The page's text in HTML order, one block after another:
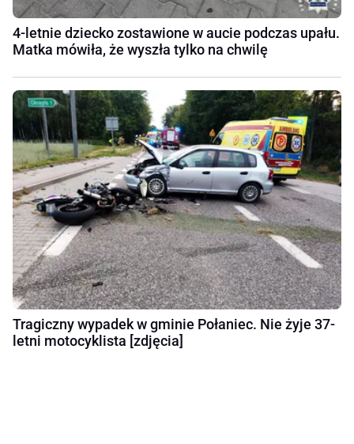
4-letnie dziecko zostawione w aucie podczas upału.
Matka mówiła, że wyszła tylko na chwilę
Tragiczny wypadek w gminie Połaniec. Nie żyje 37-
letni motocyklista [zdjęcia]